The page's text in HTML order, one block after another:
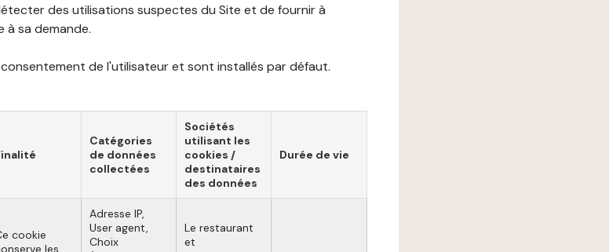
des utilisations suspectes du Site et de fournir à
à sa demande.
de l'utilisateur et sont installés par défaut.
Catégories
de données
collectées
Sociétés
utilisant les
cookies /
destinataires
des données
Durée de vie
cookie
les
Adresse IP,
User agent,
Choix
Le restaurant
et